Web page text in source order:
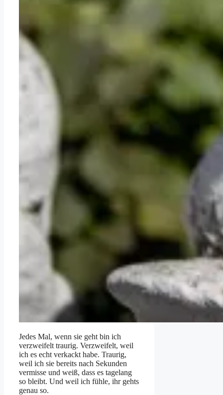
Jedes Mal, wenn sie geht bin ich
verzweifelt traurig. Verzweifelt, weil
ich es echt verkackt habe. Traurig,
weil ich sie bereits nach Sekunden
vermisse und weiß, dass es tagelang
so bleibt. Und weil ich fühle, ihr gehts
genau so.